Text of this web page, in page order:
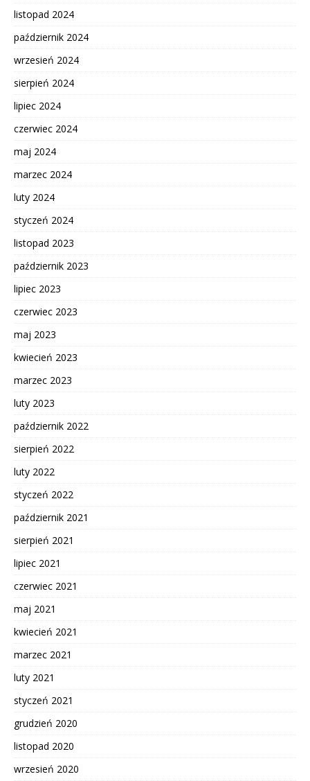
listopad 2024
październik 2024
wrzesień 2024
sierpień 2024
lipiec 2024
czerwiec 2024
maj 2024
marzec 2024
luty 2024
styczeń 2024
listopad 2023
październik 2023
lipiec 2023
czerwiec 2023
maj 2023
kwiecień 2023
marzec 2023
luty 2023
październik 2022
sierpień 2022
luty 2022
styczeń 2022
październik 2021
sierpień 2021
lipiec 2021
czerwiec 2021
maj 2021
kwiecień 2021
marzec 2021
luty 2021
styczeń 2021
grudzień 2020
listopad 2020
wrzesień 2020